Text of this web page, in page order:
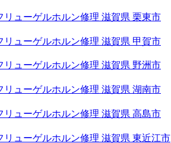
リューゲルホルン修理 滋賀県 栗東市
リューゲルホルン修理 滋賀県 甲賀市
リューゲルホルン修理 滋賀県 野洲市
リューゲルホルン修理 滋賀県 湖南市
リューゲルホルン修理 滋賀県 高島市
リューゲルホルン修理 滋賀県 東近江市